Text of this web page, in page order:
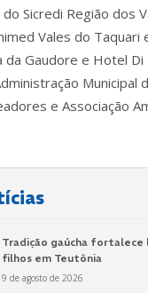
Sicredi Região dos
Vales do Taquari
da Gaudore e Hotel Di
Municipal
e Associação
Tradição gaúcha fortalece
filhos em Teutônia
9 de agosto de 2026